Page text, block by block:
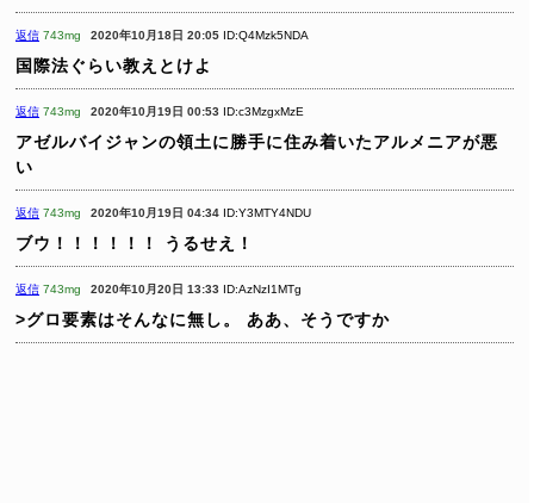
返信 743mg 2020年10月18日 20:05 ID:Q4Mzk5NDA
国際法ぐらい教えとけよ
返信 743mg 2020年10月19日 00:53 ID:c3MzgxMzE
アゼルバイジャンの領土に勝手に住み着いたアルメニアが悪
い
返信 743mg 2020年10月19日 04:34 ID:Y3MTY4NDU
ブウ！！！！！！ うるせえ！
返信 743mg 2020年10月20日 13:33 ID:AzNzI1MTg
>グロ要素はそんなに無し。 ああ、そうですか